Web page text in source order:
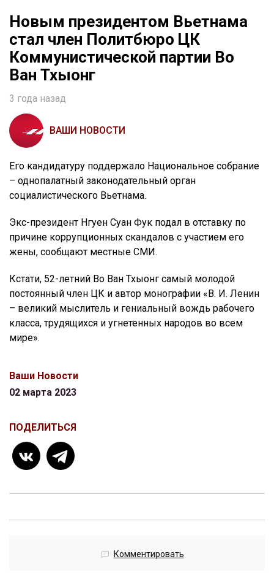
Новым президентом Вьетнама
стал член Политбюро ЦК
Коммунистической партии Во
Ван Тхыонг
3 года назад
ВАШИ НОВОСТИ
Его кандидатуру поддержало Национальное собрание
– однопалатный законодательный орган
социалистического Вьетнама.
Экс-президент Нгуен Суан Фук подал в отставку по
причине коррупционных скандалов с участием его
жены, сообщают местные СМИ.
Кстати, 52-летний Во Ван Тхыонг самый молодой
постоянный член ЦК и автор монографии «В. И. Ленин
– великий мыслитель и гениальный вождь рабочего
класса, трудящихся и угнетенных народов во всем
мире».
Ваши Новости
02 марта 2023
ПОДЕЛИТЬСЯ
Комментировать